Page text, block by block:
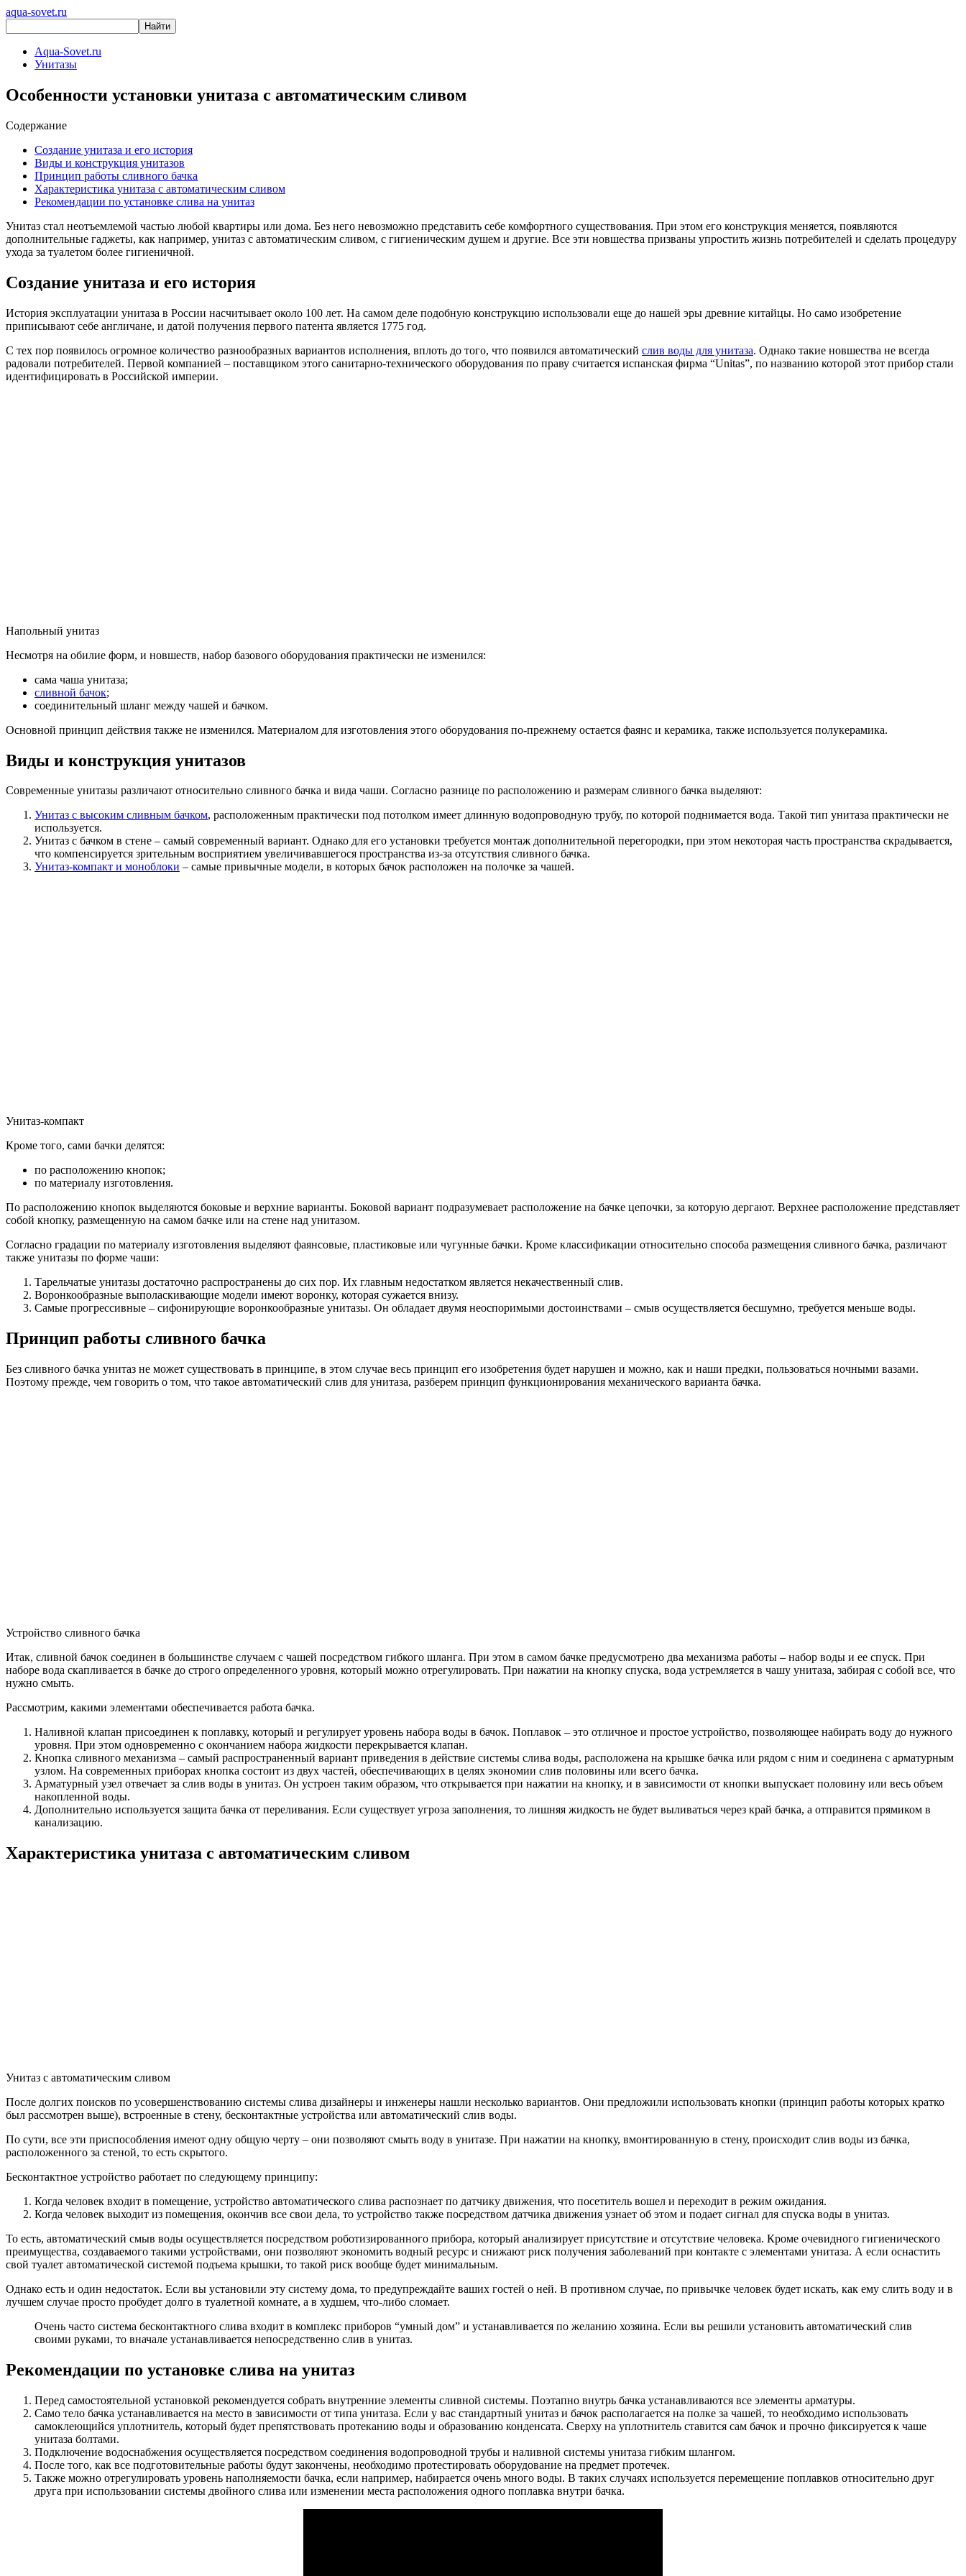
aqua-sovet.ru
Aqua-Sovet.ru
Унитазы
Особенности установки унитаза с автоматическим сливом
Содержание
Создание унитаза и его история
Виды и конструкция унитазов
Принцип работы сливного бачка
Характеристика унитаза с автоматическим сливом
Рекомендации по установке слива на унитаз
Унитаз стал неотъемлемой частью любой квартиры или дома. Без него невозможно представить себе комфортного существования. При этом его конструкция меняется, появляются
дополнительные гаджеты, как например, унитаз с автоматическим сливом, с гигиеническим душем и другие. Все эти новшества призваны упростить жизнь потребителей и сделать процедуру
ухода за туалетом более гигиеничной.
Создание унитаза и его история
История эксплуатации унитаза в России насчитывает около 100 лет. На самом деле подобную конструкцию использовали еще до нашей эры древние китайцы. Но само изобретение
приписывают себе англичане, и датой получения первого патента является 1775 год.
С тех пор появилось огромное количество разнообразных вариантов исполнения, вплоть до того, что появился автоматический слив воды для унитаза. Однако такие новшества не всегда
радовали потребителей. Первой компанией – поставщиком этого санитарно-технического оборудования по праву считается испанская фирма “Unitas”, по названию которой этот прибор стали
идентифицировать в Российской империи.
Напольный унитаз
Несмотря на обилие форм, и новшеств, набор базового оборудования практически не изменился:
сама чаша унитаза;
сливной бачок;
соединительный шланг между чашей и бачком.
Основной принцип действия также не изменился. Материалом для изготовления этого оборудования по-прежнему остается фаянс и керамика, также используется полукерамика.
Виды и конструкция унитазов
Современные унитазы различают относительно сливного бачка и вида чаши. Согласно разнице по расположению и размерам сливного бачка выделяют:
Унитаз с высоким сливным бачком, расположенным практически под потолком имеет длинную водопроводную трубу, по которой поднимается вода. Такой тип унитаза практически не
используется.
Унитаз с бачком в стене – самый современный вариант. Однако для его установки требуется монтаж дополнительной перегородки, при этом некоторая часть пространства скрадывается,
что компенсируется зрительным восприятием увеличивавшегося пространства из-за отсутствия сливного бачка.
Унитаз-компакт и моноблоки – самые привычные модели, в которых бачок расположен на полочке за чашей.
Унитаз-компакт
Кроме того, сами бачки делятся:
по расположению кнопок;
по материалу изготовления.
По расположению кнопок выделяются боковые и верхние варианты. Боковой вариант подразумевает расположение на бачке цепочки, за которую дергают. Верхнее расположение представляет
собой кнопку, размещенную на самом бачке или на стене над унитазом.
Согласно градации по материалу изготовления выделяют фаянсовые, пластиковые или чугунные бачки. Кроме классификации относительно способа размещения сливного бачка, различают
также унитазы по форме чаши:
Тарельчатые унитазы достаточно распространены до сих пор. Их главным недостатком является некачественный слив.
Воронкообразные выполаскивающие модели имеют воронку, которая сужается внизу.
Самые прогрессивные – сифонирующие воронкообразные унитазы. Он обладает двумя неоспоримыми достоинствами – смыв осуществляется бесшумно, требуется меньше воды.
Принцип работы сливного бачка
Без сливного бачка унитаз не может существовать в принципе, в этом случае весь принцип его изобретения будет нарушен и можно, как и наши предки, пользоваться ночными вазами.
Поэтому прежде, чем говорить о том, что такое автоматический слив для унитаза, разберем принцип функционирования механического варианта бачка.
Устройство сливного бачка
Итак, сливной бачок соединен в большинстве случаем с чашей посредством гибкого шланга. При этом в самом бачке предусмотрено два механизма работы – набор воды и ее спуск. При
наборе вода скапливается в бачке до строго определенного уровня, который можно отрегулировать. При нажатии на кнопку спуска, вода устремляется в чашу унитаза, забирая с собой все, что
нужно смыть.
Рассмотрим, какими элементами обеспечивается работа бачка.
Наливной клапан присоединен к поплавку, который и регулирует уровень набора воды в бачок. Поплавок – это отличное и простое устройство, позволяющее набирать воду до нужного
уровня. При этом одновременно с окончанием набора жидкости перекрывается клапан.
Кнопка сливного механизма – самый распространенный вариант приведения в действие системы слива воды, расположена на крышке бачка или рядом с ним и соединена с арматурным
узлом. На современных приборах кнопка состоит из двух частей, обеспечивающих в целях экономии слив половины или всего бачка.
Арматурный узел отвечает за слив воды в унитаз. Он устроен таким образом, что открывается при нажатии на кнопку, и в зависимости от кнопки выпускает половину или весь объем
накопленной воды.
Дополнительно используется защита бачка от переливания. Если существует угроза заполнения, то лишняя жидкость не будет выливаться через край бачка, а отправится прямиком в
канализацию.
Характеристика унитаза с автоматическим сливом
Унитаз с автоматическим сливом
После долгих поисков по усовершенствованию системы слива дизайнеры и инженеры нашли несколько вариантов. Они предложили использовать кнопки (принцип работы которых кратко
был рассмотрен выше), встроенные в стену, бесконтактные устройства или автоматический слив воды.
По сути, все эти приспособления имеют одну общую черту – они позволяют смыть воду в унитазе. При нажатии на кнопку, вмонтированную в стену, происходит слив воды из бачка,
расположенного за стеной, то есть скрытого.
Бесконтактное устройство работает по следующему принципу:
Когда человек входит в помещение, устройство автоматического слива распознает по датчику движения, что посетитель вошел и переходит в режим ожидания.
Когда человек выходит из помещения, окончив все свои дела, то устройство также посредством датчика движения узнает об этом и подает сигнал для спуска воды в унитаз.
То есть, автоматический смыв воды осуществляется посредством роботизированного прибора, который анализирует присутствие и отсутствие человека. Кроме очевидного гигиенического
преимущества, создаваемого такими устройствами, они позволяют экономить водный ресурс и снижают риск получения заболеваний при контакте с элементами унитаза. А если оснастить
свой туалет автоматической системой подъема крышки, то такой риск вообще будет минимальным.
Однако есть и один недостаток. Если вы установили эту систему дома, то предупреждайте ваших гостей о ней. В противном случае, по привычке человек будет искать, как ему слить воду и в
лучшем случае просто пробудет долго в туалетной комнате, а в худшем, что-либо сломает.
Очень часто система бесконтактного слива входит в комплекс приборов “умный дом” и устанавливается по желанию хозяина. Если вы решили установить автоматический слив
своими руками, то вначале устанавливается непосредственно слив в унитаз.
Рекомендации по установке слива на унитаз
Перед самостоятельной установкой рекомендуется собрать внутренние элементы сливной системы. Поэтапно внутрь бачка устанавливаются все элементы арматуры.
Само тело бачка устанавливается на место в зависимости от типа унитаза. Если у вас стандартный унитаз и бачок располагается на полке за чашей, то необходимо использовать
самоклеющийся уплотнитель, который будет препятствовать протеканию воды и образованию конденсата. Сверху на уплотнитель ставится сам бачок и прочно фиксируется к чаше
унитаза болтами.
Подключение водоснабжения осуществляется посредством соединения водопроводной трубы и наливной системы унитаза гибким шлангом.
После того, как все подготовительные работы будут закончены, необходимо протестировать оборудование на предмет протечек.
Также можно отрегулировать уровень наполняемости бачка, если например, набирается очень много воды. В таких случаях используется перемещение поплавков относительно друг
друга при использовании системы двойного слива или изменении места расположения одного поплавка внутри бачка.